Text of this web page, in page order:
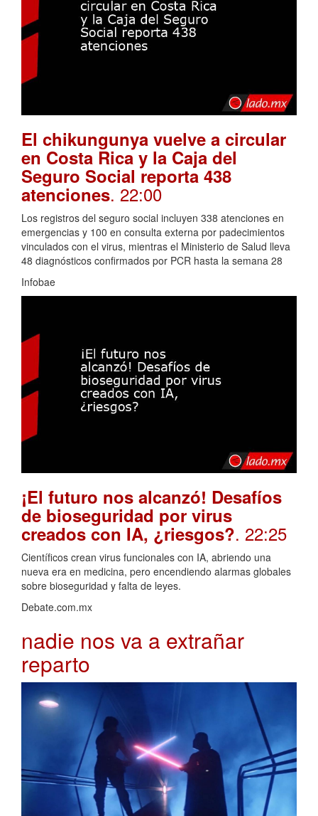
El chikungunya vuelve a circular
en Costa Rica y la Caja del
Seguro Social reporta 438
atenciones. 22:00
Los registros del seguro social incluyen 338 atenciones en
emergencias y 100 en consulta externa por padecimientos
vinculados con el virus, mientras el Ministerio de Salud lleva
48 diagnósticos confirmados por PCR hasta la semana 28
Infobae
¡El futuro nos alcanzó! Desafíos
de bioseguridad por virus
creados con IA, ¿riesgos?. 22:25
Científicos crean virus funcionales con IA, abriendo una
nueva era en medicina, pero encendiendo alarmas globales
sobre bioseguridad y falta de leyes.
Debate.com.mx
nadie nos va a extrañar
reparto